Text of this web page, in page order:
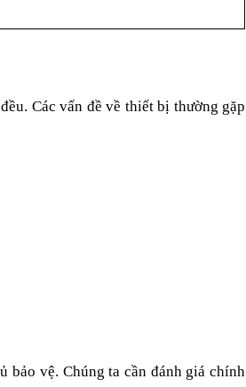
Các vấn đề về thiết bị thường gặp
bảo vệ. Chúng ta cần đánh giá chính